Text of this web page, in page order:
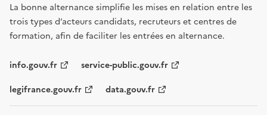
La bonne alternance simplifie les mises en relation entre les
trois types d’acteurs candidats, recruteurs et centres de
formation, afin de faciliter les entrées en alternance.
info.gouv.fr service-public.gouv.fr
legifrance.gouv.fr data.gouv.fr